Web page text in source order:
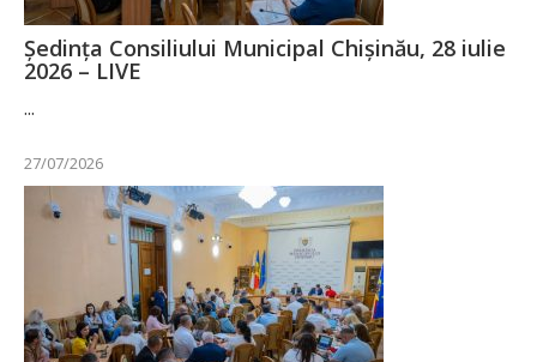
Ședința Consiliului Municipal Chișinău, 28 iulie
2026 – LIVE
...
27/07/2026